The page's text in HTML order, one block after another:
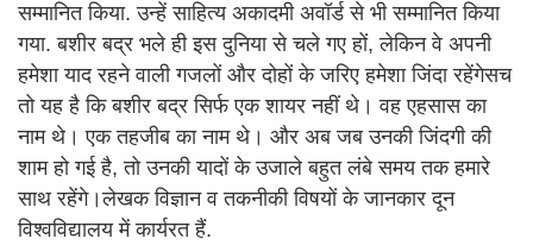
सम्मानित किया. उन्हें साहित्य अकादमी अवॉर्ड से भी सम्मानित किया
गया. बशीर बद्र भले ही इस दुनिया से चले गए हों, लेकिन वे अपनी
हमेशा याद रहने वाली गजलों और दोहों के जरिए हमेशा जिंदा रहेंगेसच
तो यह है कि बशीर बद्र सिर्फ एक शायर नहीं थे। वह एहसास का
नाम थे। एक तहजीब का नाम थे। और अब जब उनकी जिंदगी की
शाम हो गई है, तो उनकी यादों के उजाले बहुत लंबे समय तक हमारे
साथ रहेंगे।लेखक विज्ञान व तकनीकी विषयों के जानकार दून
विश्वविद्यालय में कार्यरत हैं.